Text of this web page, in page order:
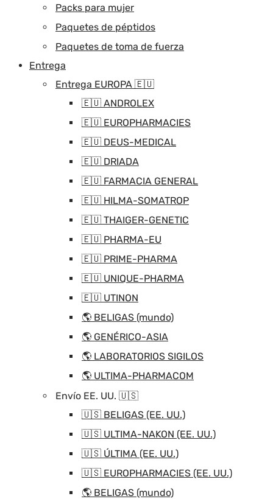
Packs para mujer
Paquetes de péptidos
Paquetes de toma de fuerza
Entrega
Entrega EUROPA 🇪🇺
🇪🇺 ANDROLEX
🇪🇺 EUROPHARMACIES
🇪🇺 DEUS-MEDICAL
🇪🇺 DRIADA
🇪🇺 FARMACIA GENERAL
🇪🇺 HILMA-SOMATROP
🇪🇺 THAIGER-GENETIC
🇪🇺 PHARMA-EU
🇪🇺 PRIME-PHARMA
🇪🇺 UNIQUE-PHARMA
🇪🇺 UTINON
🌎 BELIGAS (mundo)
🌎 GENÉRICO-ASIA
🌎 LABORATORIOS SIGILOS
🌎 ULTIMA-PHARMACOM
Envío EE. UU. 🇺🇸
🇺🇸 BELIGAS (EE. UU.)
🇺🇸 ULTIMA-NAKON (EE. UU.)
🇺🇸 ÚLTIMA (EE. UU.)
🇺🇸 EUROPHARMACIES (EE. UU.)
🌎 BELIGAS (mundo)